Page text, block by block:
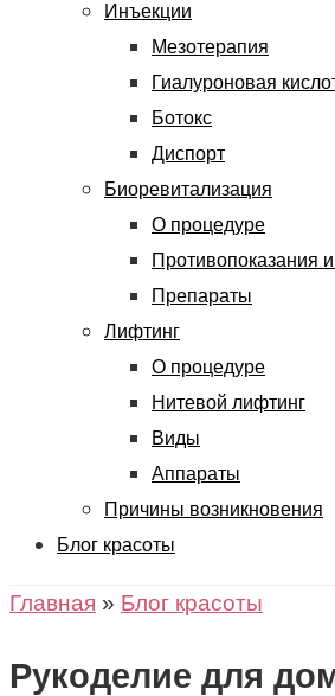
Инъекции
Мезотерапия
Гиалуроновая
Ботокс
Диспорт
Биоревитализация
О процедуре
Противопоказания
Препараты
Лифтинг
О процедуре
Нитевой лифтинг
Виды
Аппараты
Причины возникновения
Блог красоты
Главная » Блог красоты
Рукоделие для